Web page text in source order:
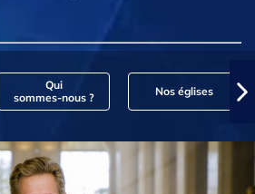
Qui
sommes‑nous ?
Nos églises